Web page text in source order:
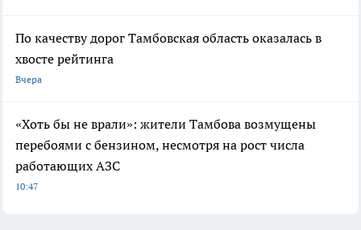
По качеству дорог Тамбовская область оказалась в
хвосте рейтинга
Вчера
«Хоть бы не врали»: жители Тамбова возмущены
перебоями с бензином, несмотря на рост числа
работающих АЗС
10:47